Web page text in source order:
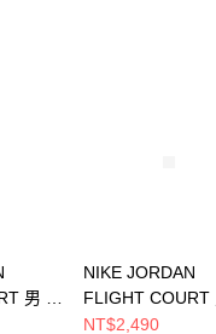
男 籃
NIKE JORDAN
FLIGHT COURT
球鞋 HF3255040
NT$2,490